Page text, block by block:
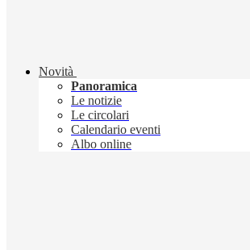
Novità
Panoramica
Le notizie
Le circolari
Calendario eventi
Albo online